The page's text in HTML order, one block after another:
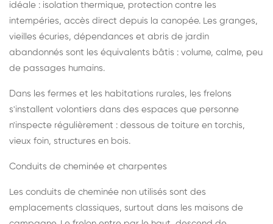
idéale : isolation thermique, protection contre les
intempéries, accès direct depuis la canopée. Les granges,
vieilles écuries, dépendances et abris de jardin
abandonnés sont les équivalents bâtis : volume, calme, peu
de passages humains.
Dans les fermes et les habitations rurales, les frelons
s'installent volontiers dans des espaces que personne
n'inspecte régulièrement : dessous de toiture en torchis,
vieux foin, structures en bois.
Conduits de cheminée et charpentes
Les conduits de cheminée non utilisés sont des
emplacements classiques, surtout dans les maisons de